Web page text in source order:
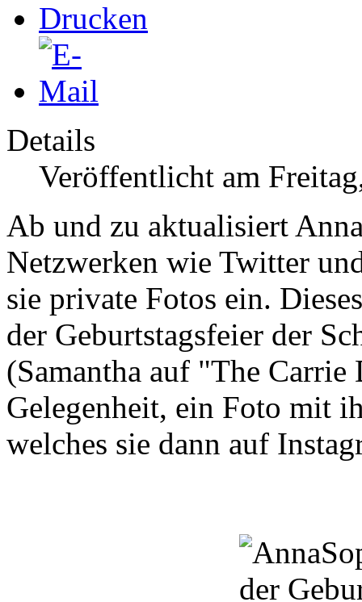
Details
Veröffentlicht am
Ab und zu aktualisiert
Netzwerken wie Twitter
sie private Fotos ein.
der Geburtstagsfeier der
(Samantha auf "The Carrie
Gelegenheit, ein Foto mit
welches sie dann auf